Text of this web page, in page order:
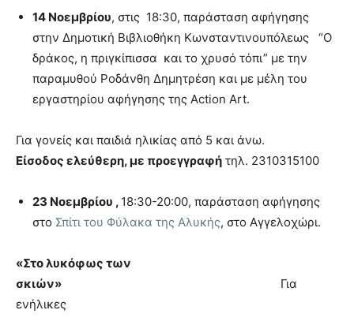
14 Νοεμβρίου, στις 18:30, παράσταση αφήγησης
στην Δημοτική Βιβλιοθήκη Κωνσταντινουπόλεως “Ο
δράκος, η πριγκίπισσα και το χρυσό τόπι” με την
παραμυθού Ροδάνθη Δημητρέση και με μέλη του
εργαστηρίου αφήγησης της Action Art.
Για γονείς και παιδιά ηλικίας από 5 και άνω.
Είσοδος ελεύθερη, με προεγγραφή τηλ. 2310315100
23 Νοεμβρίου , 18:30-20:00, παράσταση αφήγησης
στο Σπίτι του Φύλακα της Αλυκής, στο Αγγελοχώρι.
«Στο λυκόφως των
σκιών»
Για
ενήλικες